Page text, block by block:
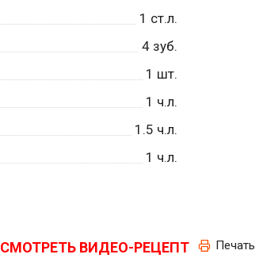
1 ст.л.
4зуб.
1 шт.
1 ч.л.
1.5 ч.л.
1 ч.л.
СМОТРЕТЬ ВИДЕО-РЕЦЕПТ Печать